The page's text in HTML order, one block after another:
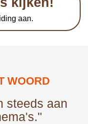
aan.
WOORD
steeds aan